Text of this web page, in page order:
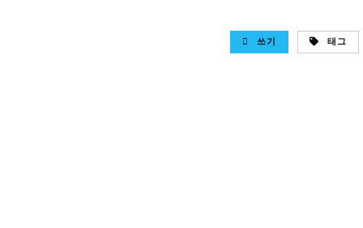
쓰기 태그